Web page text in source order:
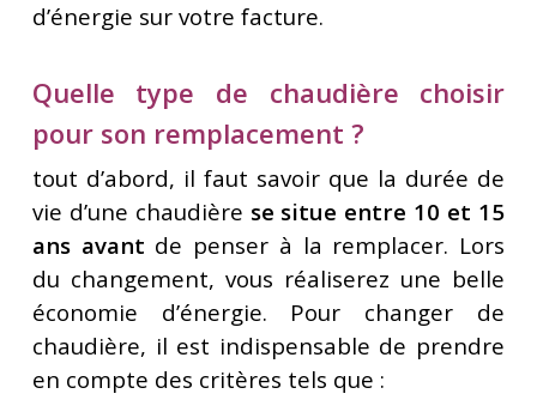
d’énergie sur votre facture.
Quelle type de chaudière choisir
pour son remplacement ?
tout d’abord, il faut savoir que la durée de
vie d’une chaudière se situe entre 10 et 15
ans avant de penser à la remplacer. Lors
du changement, vous réaliserez une belle
économie d’énergie. Pour changer de
chaudière, il est indispensable de prendre
en compte des critères tels que :